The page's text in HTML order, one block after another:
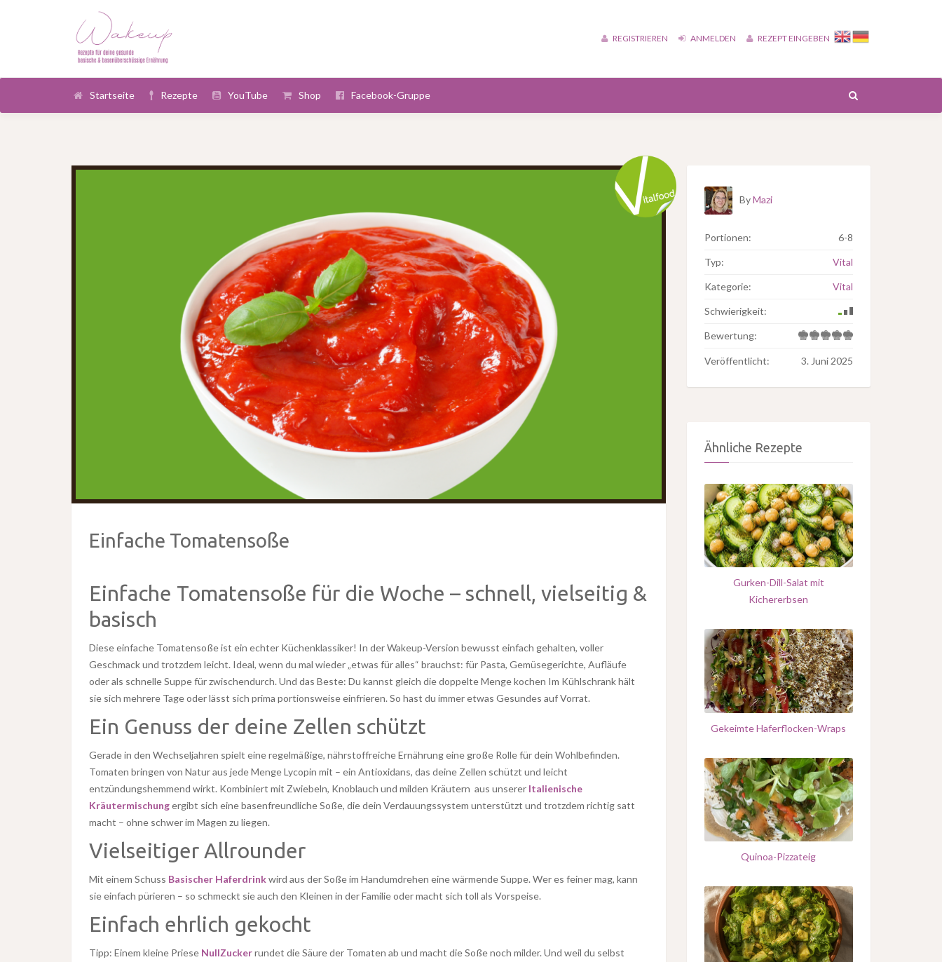
REGISTRIEREN ANMELDEN REZEPT EINGEBEN
Startseite Rezepte YouTube Shop Facebook-Gruppe
Einfache Tomatensoße
Einfache Tomatensoße für die Woche – schnell, vielseitig &
basisch
Diese einfache Tomatensoße ist ein echter Küchenklassiker! In der Wakeup-Version bewusst einfach gehalten, voller
Geschmack und trotzdem leicht. Ideal, wenn du mal wieder „etwas für alles“ brauchst: für Pasta, Gemüsegerichte, Aufläufe
oder als schnelle Suppe für zwischendurch. Und das Beste: Du kannst gleich die doppelte Menge kochen Im Kühlschrank hält
sie sich mehrere Tage oder lässt sich prima portionsweise einfrieren. So hast du immer etwas Gesundes auf Vorrat.
Ein Genuss der deine Zellen schützt
Gerade in den Wechseljahren spielt eine regelmäßige, nährstoffreiche Ernährung eine große Rolle für dein Wohlbefinden.
Tomaten bringen von Natur aus jede Menge Lycopin mit – ein Antioxidans, das deine Zellen schützt und leicht
entzündungshemmend wirkt. Kombiniert mit Zwiebeln, Knoblauch und milden Kräutern aus unserer Italienische
Kräutermischungergibt sich eine basenfreundliche Soße, die dein Verdauungssystem unterstützt und trotzdem richtig satt
macht – ohne schwer im Magen zu liegen.
Vielseitiger Allrounder
Mit einem Schuss Basischer Haferdrinkwird aus der Soße im Handumdrehen eine wärmende Suppe. Wer es feiner mag, kann
sie einfach pürieren – so schmeckt sie auch den Kleinen in der Familie oder macht sich toll als Vorspeise.
Einfach ehrlich gekocht
Tipp: Einem kleine Priese NullZuckerrundet die Säure der Tomaten ab und macht die Soße noch milder. Und weil du selbst
ByMazi
Portionen: 6-8
Typ: Vital
Kategorie: Vital
Schwierigkeit:
Bewertung:
Veröffentlicht: 3. Juni 2025
Ähnliche Rezepte
Gurken-Dill-Salat mit
Kichererbsen
Gekeimte Haferflocken-Wraps
Quinoa-Pizzateig